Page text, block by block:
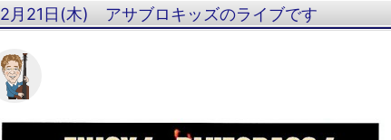
2月21日(木) アサブロキッズのライブです